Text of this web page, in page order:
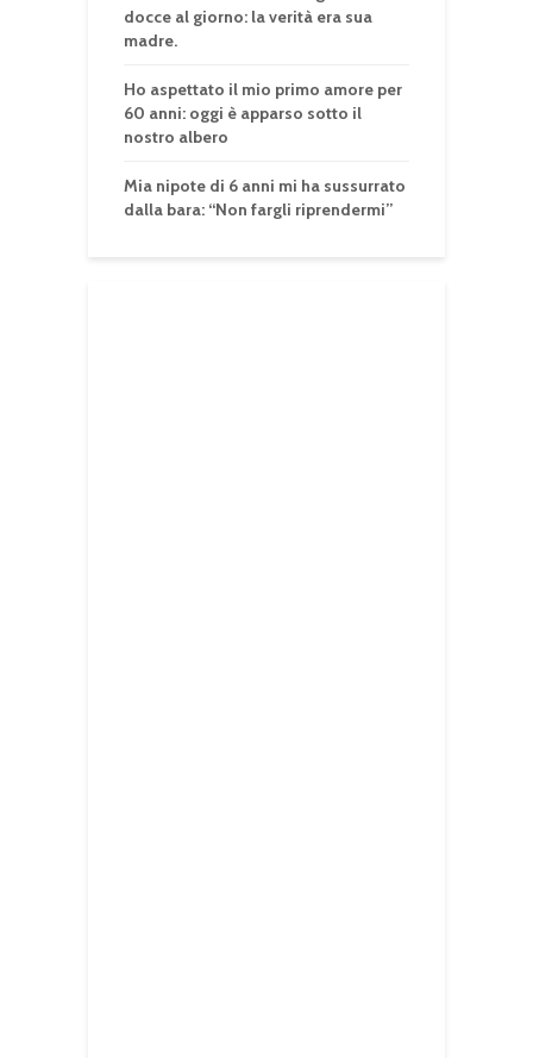
docce al giorno: la verità era sua
madre.
Ho aspettato il mio primo amore per
60 anni: oggi è apparso sotto il
nostro albero
Mia nipote di 6 anni mi ha sussurrato
dalla bara: “Non fargli riprendermi”